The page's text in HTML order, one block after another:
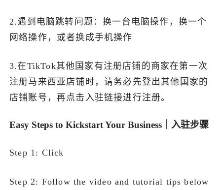
2.遇到电脑跳转问题：换一台电脑操作，换一个
网络操作，或者换成手机操作
3.在TikTok其他国家有注册店铺的商家在第一次
注册马来西亚店铺时，请务必先登出其他国家的
店铺账号，再点击入驻链接进行注册。
Easy Steps to Kickstart Your Business｜入驻步骤
Step 1: Click
Step 2: Follow the video and tutorial tips below